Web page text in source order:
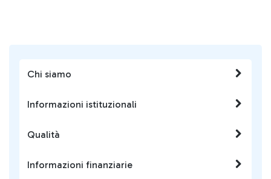
Chi siamo
Informazioni istituzionali
Qualità
Informazioni finanziarie